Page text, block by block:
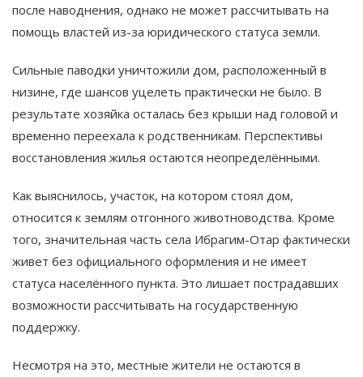
после наводнения, однако не может рассчитывать на
помощь властей из-за юридического статуса земли.
Сильные паводки уничтожили дом, расположенный в
низине, где шансов уцелеть практически не было. В
результате хозяйка осталась без крыши над головой и
временно переехала к родственникам. Перспективы
восстановления жилья остаются неопределёнными.
Как выяснилось, участок, на котором стоял дом,
относится к землям отгонного животноводства. Кроме
того, значительная часть села Ибрагим-Отар фактически
живет без официального оформления и не имеет
статуса населённого пункта. Это лишает пострадавших
возможности рассчитывать на государственную
поддержку.
Несмотря на это, местные жители не остаются в